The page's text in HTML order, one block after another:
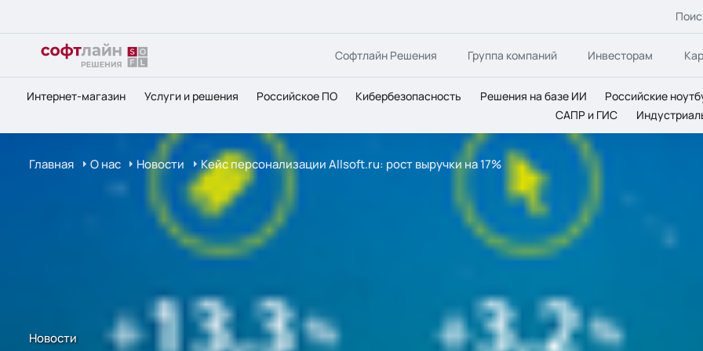
Софтлайн Решения Группа компаний Инвесторам
Интернет-магазин Услуги и решения Российское ПО Кибербезопасность Решения на базе ИИ
Российские
САПР и ГИС
Главная О нас Новости Кейс персонализации Allsoft.ru: рост выручки на 17%
Новости